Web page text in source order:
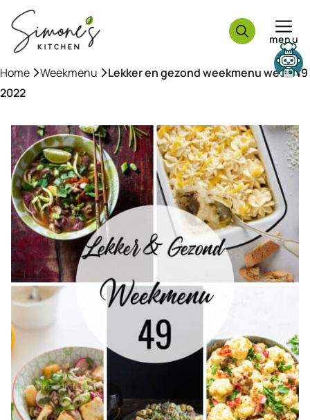
naar
inhoud
menu
Home »Weekmenu »Lekker en gezond weekmenu week 49
2022
Need help?